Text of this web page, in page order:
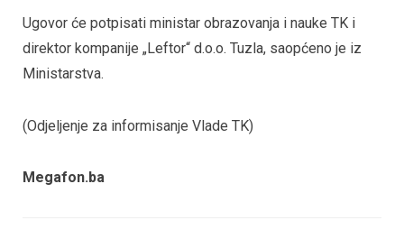
Ugovor će potpisati ministar obrazovanja i nauke TK i
direktor kompanije „Leftor“ d.o.o. Tuzla, saopćeno je iz
Ministarstva.
(Odjeljenje za informisanje Vlade TK)
Megafon.ba